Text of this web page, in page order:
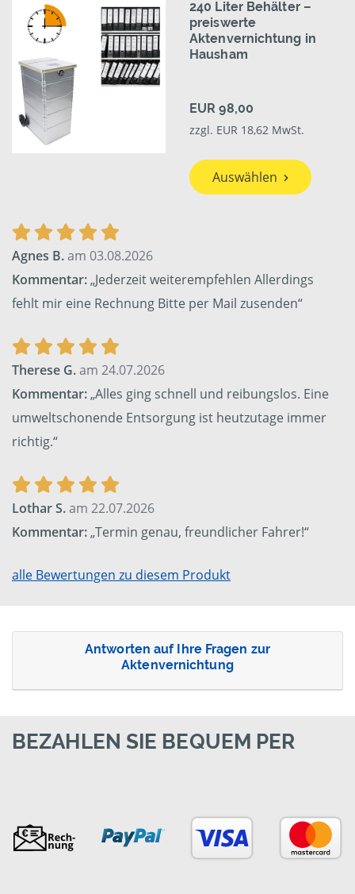
240 Liter Behälter –
preiswerte
Aktenvernichtung in
Hausham
EUR 98,00
zzgl. EUR 18,62 MwSt.
Auswählen
Agnes B.am 03.08.2026
Kommentar:„Jederzeit weiterempfehlen Allerdings
fehlt mir eine Rechnung Bitte per Mail zusenden“
Therese G.am 24.07.2026
Kommentar:„Alles ging schnell und reibungslos. Eine
umweltschonende Entsorgung ist heutzutage immer
richtig.“
Lothar S.am 22.07.2026
Kommentar:„Termin genau, freundlicher Fahrer!“
alle Bewertungen zu diesem Produkt
Antworten auf Ihre Fragen zur
Aktenvernichtung
BEZAHLEN SIE BEQUEM PER